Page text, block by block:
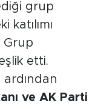
grup
katılımı
Grup
etti.
ardından
ve AK Parti